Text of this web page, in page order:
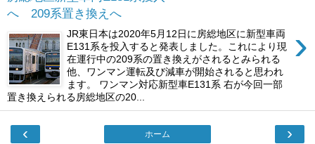
へ 209系置き換えへ
›
JR東日本は2020年5月12日に房総地区に新型車両
E131系を投入すると発表しました。これにより現
在運行中の209系の置き換えがされるとみられる
他、ワンマン運転及び減車が開始されると思われ
ます。 ワンマン対応新型車E131系 右が今回一部
置き換えられる房総地区の20...
‹ ›
ホーム